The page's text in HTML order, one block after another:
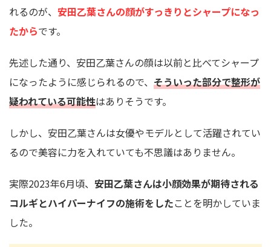
れるのが、 安田乙葉さんの顔がすっきりとシャープになっ
たからです。
先述した通り、安田乙葉さんの顔は以前と比べてシャープ
になったように感じられるので、 そういった部分で整形が
疑われている可能性はありそうです。
しかし、安田乙葉さんは女優やモデルとして活躍されてい
るので美容に力を入れていても不思議はありません。
実際2023年6月頃、 安田乙葉さんは小顔効果が期待される
コルギとハイパーナイフの施術をしたことを明かしていま
した。